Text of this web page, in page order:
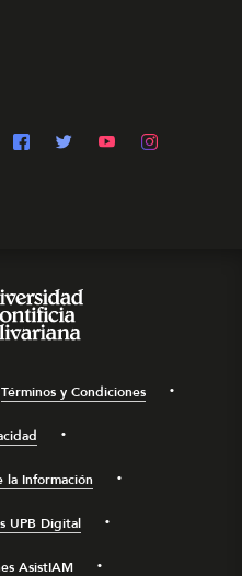
Términos y Condiciones
la Información
UPB Digital
AsistIAM